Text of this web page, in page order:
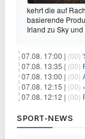
kehrt die auf
basierende
Irland zu Sky
07.08. 17:00 | (00)
07.08. 13:35 | (00)
07.08. 13:00 | (00)
07.08. 12:15 | (00)
07.08. 12:12 | (00)
SPORT-NEWS